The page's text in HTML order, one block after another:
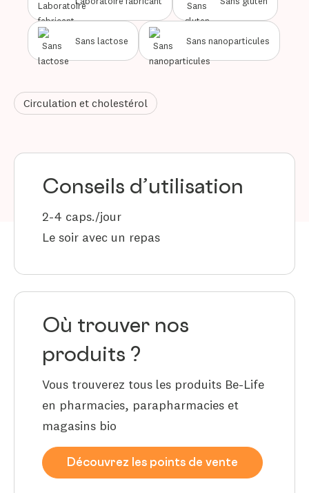
Sans lactose Sans nanoparticules
Circulation et cholestérol
Conseils d’utilisation
2-4 caps./jour
Le soir avec un repas
Où trouver nos
produits ?
Vous trouverez tous les produits Be-Life
en pharmacies, parapharmacies et
magasins bio
Découvrez les points de vente